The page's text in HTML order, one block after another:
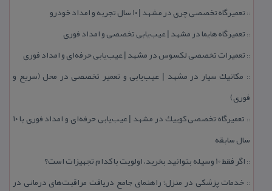
:: تعمیرگاه تخصصی چری در مشهد | ۱۰ سال تجربه و امداد خودرو
:: تعمیرگاه هایما در مشهد | عیب‌یابی تخصصی و امداد فوری
:: تعمیرات تخصصی لكسوس در مشهد | عیب‌یابی حرفه‌ای و امداد فوری
:: مكانیك سیار در مشهد | عیب‌یابی و تعمیر تخصصی در محل (سریع و
فوری)
::
تعمیرگاه تخصصی كوییك در مشهد | عیب‌یابی حرفه‌ای و امداد فوری با ۱۰
سال سابقه
:: اگر فقط 10 وسیله بتوانید بخرید، اولویت با كدام تجهیزات است؟
:: خدمات پزشكی در منزل؛ راهنمای جامع دریافت مراقبت‌های درمانی در